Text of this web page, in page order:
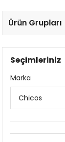
Ürün Grupları
Seçimleriniz
Marka
Chicos